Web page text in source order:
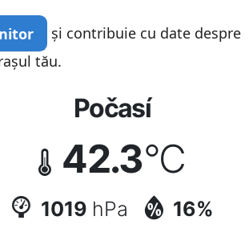
și contribuie cu date despre
tău.
Počasí
42.3°C
1019 hPa 16%